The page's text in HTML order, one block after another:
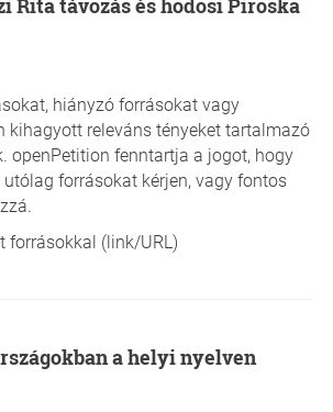
hiányzó forrásokat vagy
kihagyott releváns tényeket tartalmazó
openPetition fenntartja a jogot, hogy
forrásokat kérjen, vagy fontos
forrásokkal (link/URL)